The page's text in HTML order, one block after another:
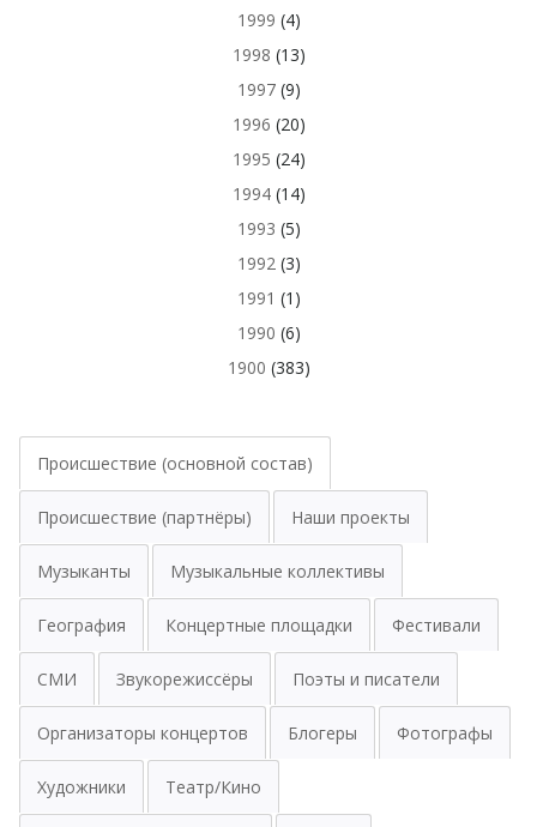
1999 (4)
1998 (13)
1997(9)
1996 (20)
1995 (24)
1994(14)
1993 (5)
1992(3)
1991 (1)
1990 (6)
1900 (383)
Происшествие (основной состав)
Происшествие (партнёры) Наши проекты
Музыканты Музыкальные коллективы
География Концертные площадки Фестивали
СМИ Звукорежиссёры Поэты и писатели
Организаторы концертов Блогеры Фотографы
Художники Театр/Кино